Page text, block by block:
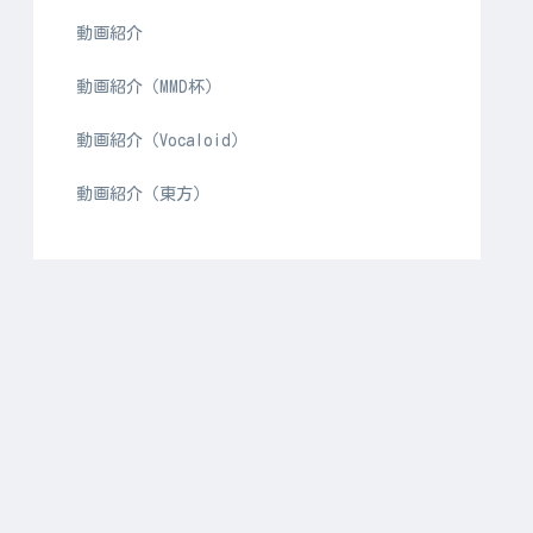
動画紹介
動画紹介（MMD杯）
動画紹介（Vocaloid）
動画紹介（東方）